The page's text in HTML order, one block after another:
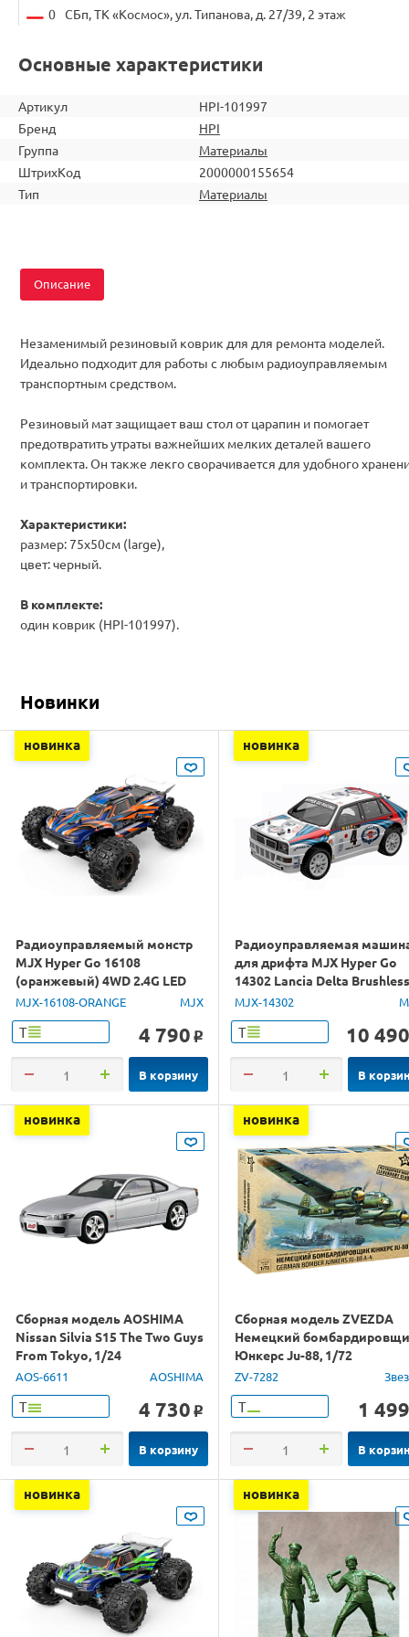
0 СБп, ТК «Космос», ул. Типанова, д. 27/39, 2 этаж
Основные характеристики
Артикул
HPI-101997
Бренд
HPI
Группа
Материалы
ШтрихКод
2000000155654
Тип
Материалы
Описание
Незаменимый резиновый коврик для для ремонта моделей.
Идеально подходит для работы с любым радиоуправляемым
транспортным средством.
Резиновый мат защищает ваш столот царапин и помогает
предотвратитьутраты важнейших мелких деталей вашего
комплекта. Он также лекгосворачивается для удобного
и транспортировки.
Характеристики:
размер: 75x50см (large),
цвет: черный.
В комплекте:
один коврик (HPI-101997).
Новинки
новинка
Радиоуправляемый монстр
MJX Hyper Go 16108
(оранжевый) 4WD 2.4G LED
1/16 RTR
MJX-16108-ORANGE MJX
Т 4 790 o
В корзину
новинка
Радиоуправляемая
для дрифта MJX Hyper Go
14302 Lancia Delta Brushless
4WD 2.4G LED 1/14 RTR
MJX-14302
Т 10 490
В
новинка
Сборная модель AOSHIMA
Nissan Silvia S15 The Two Guys
From Tokyo, 1/24
AOS-6611 AOSHIMA
Т 4 730 o
В корзину
новинка
Сборная модель ZVEZDA
Немецкий
Юнкерс Ju-88, 1/72
ZV-7282
Т 1 499
В
новинка новинка